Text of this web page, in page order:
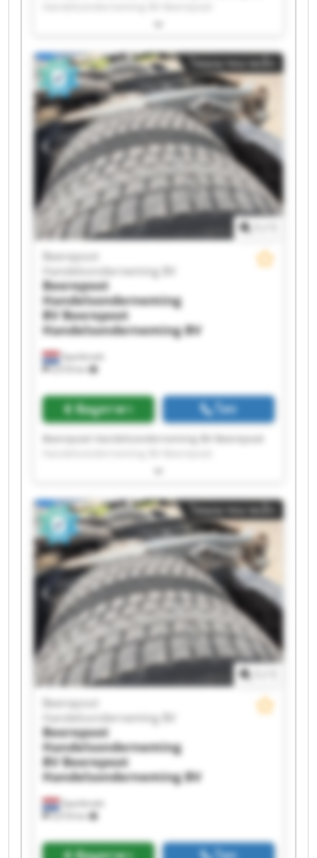
Handelsonderneming BV Beerepoot
Handelsonderneming BV Beerepoot
Handelsonderneming BV Beerepoot
Handelsonderneming BV Beerepoot
Handelsonderneming BV Beerepoot
Handelsonderneming BV Beerepoot
Handelsonderneming BV Beerepoot
Handelsonderneming BV Beerepoot
Handelsonderneming BV Beerepoot
Handelsonderneming BV Beerepoot
Handelsonderneming BV Beerepoot
Handelsonderneming BV Beerepoot
Handelsonderneming BV Beerepoot
Handelsonderneming BV Beerepoot
Handelsonderneming BV Beerepoot
Handelsonderneming BV Beerepoot
Handelsonderneming BV
โฆษณาขนาดเล็ก
Spanbroek
9,018 km
Beerepoot
Handelsonderneming BV
Beerepoot
Handelsonderneming
BV Beerepoot
Handelsonderneming BV
ข้อมูลราคา โทร
Beerepoot Handelsonderneming BV Beerepoot
Handelsonderneming BV Beerepoot
Handelsonderneming BV Beerepoot
Handelsonderneming BV Beerepoot
Handelsonderneming BV Beerepoot
Handelsonderneming BV Beerepoot
Handelsonderneming BV Beerepoot
Handelsonderneming BV Beerepoot
Handelsonderneming BV Beerepoot
Handelsonderneming BV Beerepoot
Handelsonderneming BV Beerepoot
Handelsonderneming BV Beerepoot
Handelsonderneming BV Beerepoot
Handelsonderneming BV Beerepoot
Handelsonderneming BV Beerepoot
Handelsonderneming BV Beerepoot
Handelsonderneming BV Beerepoot
Handelsonderneming BV
โฆษณาขนาดเล็ก
Spanbroek
9,018 km
Beerepoot
Handelsonderneming BV
Beerepoot
Handelsonderneming
BV Beerepoot
Handelsonderneming BV